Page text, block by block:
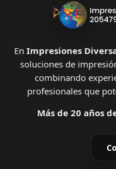
En Impresiones
soluciones de
combinando
profesionales que
Más de 20 años